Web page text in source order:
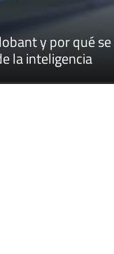
y por qué se
la inteligencia